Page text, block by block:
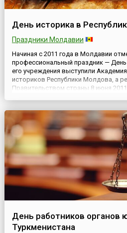
День историка в
Праздники Молдавии
Начиная с 2011 года в Молдавии
профессиональный праздник — День
его учреждения выступили
историков Республики Молдова, а
Правительством страны 8 июня
В этот день в 1989 году б...
День работников органов
Туркменистана